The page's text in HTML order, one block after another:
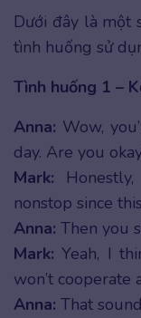
Dưới đây là một
tình huống sử
Tình huống 1 –
Anna: Wow,
day. Are you
Mark:
nonstop since
Anna: Then you
Mark: Yeah, I
won’t cooperate
Anna: That